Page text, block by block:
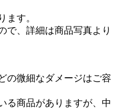
ます。
で、詳細は商品写真より
の微細なダメージはご容
る商品がありますが、中